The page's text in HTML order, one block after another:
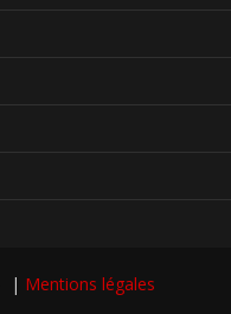
| Mentions légales